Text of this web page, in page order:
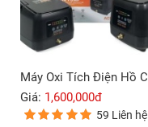
Giá: 1,600,000đ
59 Liên hệ